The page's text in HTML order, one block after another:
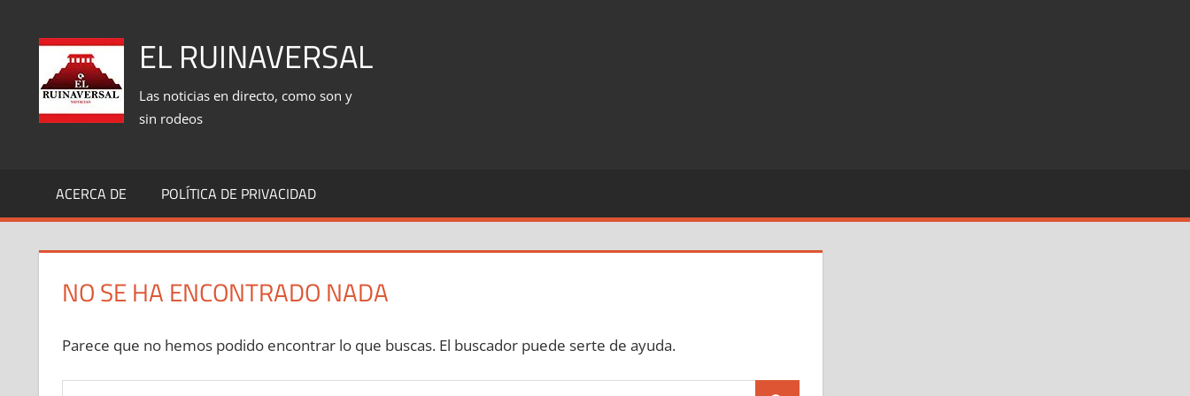
contenido
EL RUINAVERSAL
Las noticias en directo, como son y
sin rodeos
ACERCA DE POLÍTICA DE PRIVACIDAD
NO SE HA ENCONTRADO NADA
Parece que no hemos podido encontrar lo que buscas. El buscador puede serte de ayuda.